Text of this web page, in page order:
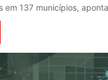
em 137 municípios,